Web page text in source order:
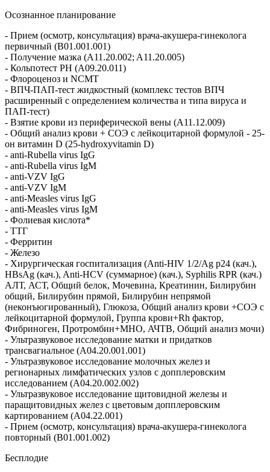
Осознанное планирование
- Прием (осмотр, консультация) врача-акушера-гинеколога
первичный (B01.001.001)
- Получение мазка (A11.20.002; A11.20.005)
- Кольпотест PH (A09.20.011)
- Флороценоз и NCMT
- ВПЧ-ПАП-тест жидкостный (комплекс тестов ВПЧ
расширенный с определением количества и типа вируса и
ПАП-тест)
- Взятие крови из периферической вены (A11.12.009)
- Общий анализ крови + СОЭ с лейкоцитарной формулой - 25-
он витамин D (25-hydroxyvitamin D)
- anti-Rubella virus IgG
- anti-Rubella virus IgM
- anti-VZV IgG
- anti-VZV IgM
- anti-Measles virus IgG
- anti-Measles virus IgM
- Фолиевая кислота*
- ТТГ
- Ферритин
- Железо
- Хирургическая госпитализация (Anti-HIV 1/2/Ag p24 (кач.),
HBsAg (кач.), Anti-HCV (суммарное) (кач.), Syphilis RPR (кач.)
АЛТ, АСТ, Общий белок, Мочевина, Креатинин, Билирубин
общий, Билирубин прямой, Билирубин непрямой
(неконъюгированный), Глюкоза, Общий анализ крови +СОЭ с
лейкоцитарной формулой, Группа крови+Rh фактор,
Фибриноген, Протромбин+МНО, АЧТВ, Общий анализ мочи)
- Ультразвуковое исследование матки и придатков
трансвагиальное (A04.20.001.001)
- Ультразвуковое исследование молочных желез и
регионарных лимфатических узлов с допплеровским
исследованием (A04.20.002.002)
- Ультразвуковое исследование щитовидной железы и
паращитовидных желез с цветовым допплеровским
картированием (A04.22.001)
- Прием (осмотр, консультация) врача-акушера-гинеколога
повторный (B01.001.002)
Бесплодие